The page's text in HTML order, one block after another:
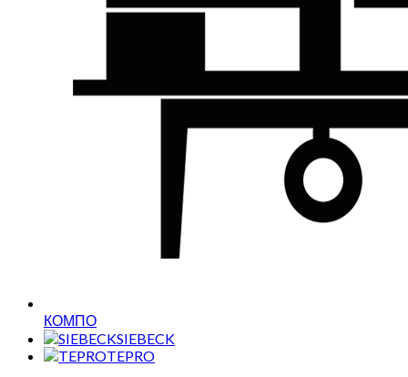
КОМПО
SIEBECK
TEPRO